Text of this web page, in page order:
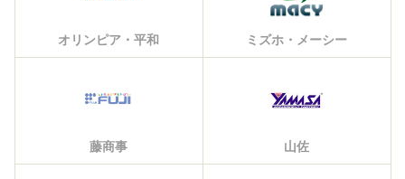
オリンピア・平和 ミズホ・メーシー
藤商事 山佐